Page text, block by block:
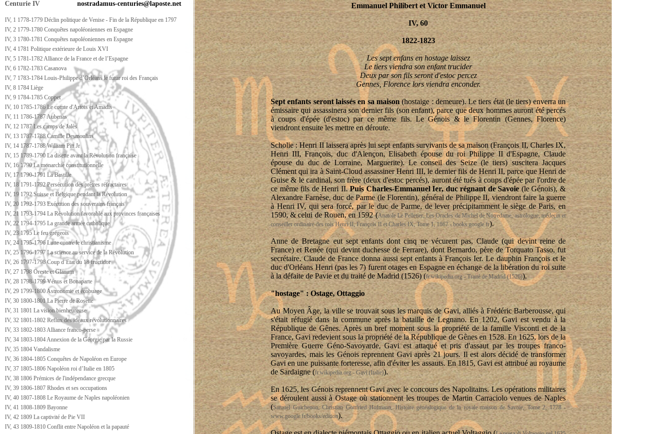
Centurie IV
IV, 1 1778-1779 Déclin politique de Venise - Fin de la République en 1797
IV, 2 1779-1780 Conquêtes napoléoniennes en Espagne
IV, 3 1780-1781 Conquêtes napoléoniennes en Espagne
IV, 4 1781 Politique extérieure de Louis XVI
IV, 5 1781-1782 Alliance de la France et de l’Espagne
IV, 6 1782-1783 Casanova
IV, 7 1783-1784 Louis-Philippe d’Orléans le futur roi des Français
IV, 8 1784 Liège
IV, 9 1784-1785 Coppet
IV, 10 1785-1786 Le comte d'Artois et Amadis
IV, 11 1786-1787 Aubenas
IV, 12 1787 Les camps de Jalès
IV, 13 1787-1788 Camille Desmoulins
IV, 14 1787-1788 William Pitt Jr
IV, 15 1789-1790 La disette avant la Révolution française
IV, 16 1790 La monarchie constitutionnelle
IV, 17 1790-1791 La Bastille
IV, 18 1791-1792 Persécution des prêtres réfractaires
IV, 19 1792 Suisse et Belgique pendant la Révolution
IV, 20 1792-1793 Exécution des souverains français
IV, 21 1793-1794 La Révolution favorable aux provinces françaises
IV, 22 1794-1795 La grande armée catholique
IV, 23 1795 Le feu grégeois
IV, 24 1795-1796 Lutte contre le christianisme
IV, 25 1796-1797 La science au service de la Révolution
IV, 26 1797-1798 Coup d’Etat du 18 fructidor
IV, 27 1798 Oreste et Glanum
IV, 28 1798-1799 Vénus et Bonaparte
IV, 29 1799-1800 Astronomie et écobuage
IV, 30 1800-1801 La Pierre de Rosette
IV, 31 1801 La vision bienheureuse
IV, 32 1801-1802 Reflux des idéaux révolutionnaires
IV, 33 1802-1803 Alliance franco-perse
IV, 34 1803-1804 Annexion de la Géorgie par la Russie
IV, 35 1804 Vandalisme
IV, 36 1804-1805 Conquêtes de Napoléon en Europe
IV, 37 1805-1806 Napoléon roi d’Italie en 1805
IV, 38 1806 Prémices de l'indépendance grecque
IV, 39 1806-1807 Rhodes et ses occupations
IV, 40 1807-1808 Le Royaume de Naples napoléonien
IV, 41 1808-1809 Bayonne
IV, 42 1809 La captivité de Pie VII
IV, 43 1809-1810 Conflit entre Napoléon et la papauté
Emmanuel Philibert et Victor Emmanuel
IV, 60
1822-1823
Les sept enfans en hostage laissez
Le tiers viendra son enfant trucider
Deux par son fils seront d'estoc percez
Gennes, Florence lors viendra enconder.
Sept enfants seront laissés en sa maison(hostaige : demeure). Le tiers état (le tiers) enverra un
émissaire qui assassinera son dernier fils (son enfant), parce que deux hommes auront été percés
à coups d'épée (d'estoc) par ce même fils. Le Génois & le Florentin (Gennes, Florence)
viendront ensuite les mettre en déroute.
Scholie : Henri II laissera après lui sept enfants survivants de sa maison (François II, Charles IX,
Henri III, François, duc d'Alençon, Elisabeth épouse du roi Philippe II d'Espagne, Claude
épouse du duc de Lorraine, Marguerite). Le conseil des Seize (le tiers) suscitera Jacques
Clément qui ira à Saint-Cloud assassiner Henri III, le dernier fils de Henri II, parce que Henri de
Guise & le cardinal, son frère (deux d'estoc percés), auront été tués à coups d'épée par l'ordre de
ce même fils de Henri II.Puis Charles-Emmanuel Ier, duc régnant de Savoie(le Génois), &
Alexandre Farnèse, duc de Parme (le Florentin), général de Philippe II, viendront faire la guerre
à Henri IV, qui sera forcé, par le duc de Parme, de lever précipitamment le siège de Paris, en
1590, & celui de Rouen, en 1592 (Anatole Le Pelletier, Les Oracles de Michel de Notredame, astrologue, médecin et
conseiller ordinaire des rois Henri II, François II et Charles IX, Tome 1, 1867 - books.google.fr).
Anne de Bretagne eut sept enfants dont cinq ne vécurent pas, Claude (qui devint reine de
France) et Renée (qui devint duchesse de Ferrare), dont Bernardo, père de Torquato Tasso, fut
secrétaire. Claude de France donna aussi sept enfants à François Ier. Le dauphin François et le
duc d'Orléans Henri (pas les 7) furent otages en Espagne en échange de la libération du roi suite
à la défaite de Pavie et du traité de Madrid (1526) (fr.wikipedia.org - Traité de Madrid (1526)).
"hostage" : Ostage, Ottaggio
Au Moyen Âge, la ville se trouvait sous les marquis de Gavi, alliés à Frédéric Barberousse, qui
s'était réfugié dans la commune après la bataille de Legnano. En 1202, Gavi est vendu à la
République de Gênes. Après un bref moment sous la propriété de la famille Visconti et de la
France, Gavi redevient sous la propriété de la République de Gênes en 1528. En 1625, lors de la
Première Guerre Géno-Savoyarde, Gavi est attaqué et pris d'assaut par les troupes franco-
savoyardes, mais les Génois reprennent Gavi après 21 jours. Il est alors décidé de transformer
Gavi en une puissante forteresse, afin d'éviter les assauts. En 1815, Gavi est attribué au royaume
de Sardaigne (fr.wikipedia.org - Gavi (Italie)).
En 1625, les Génois reprennent Gavi avec le concours des Napolitains. Les opérations militaires
se déroulent aussi à Ostage où stationnent les troupes de Martin Carraciolo venues de Naples
(Samuel Guichenon, Christian Gottfried Hofmann, Histoire généalogique de la royale maison de Savoie, Tome 2, 1778 -
www.google.fr/books/edition).
nostradamus-centuries@laposte.net